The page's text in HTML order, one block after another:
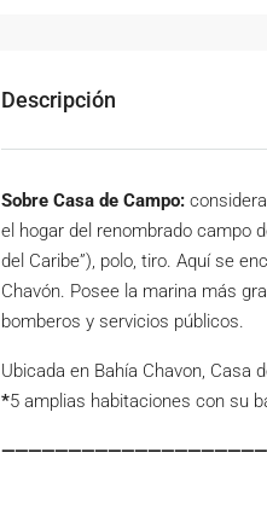
Descripción
Sobre Casa de Campo:
el hogar del renombrado campo
del Caribe”), polo, tiro. Aquí se
Chavón. Posee la marina más
bomberos y servicios públicos.
Ubicada en Bahía Chavon, Casa
*5 amplias habitaciones con su